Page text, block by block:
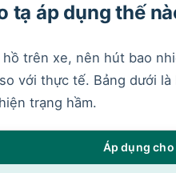
tạ áp dụng thế
trên xe, nên hút bao
với thực tế. Bảng dưới là
trạng hầm.
Áp dụng cho